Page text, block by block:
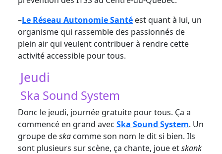
–Le Réseau Autonomie Santé est quant à lui, un
organisme qui rassemble des passionnés de
plein air qui veulent contribuer à rendre cette
activité accessible pour tous.
Jeudi
Ska Sound System
Donc le jeudi, journée gratuite pour tous. Ça a
commencé en grand avec Ska Sound System. Un
groupe deska comme son nom le dit si bien. Ils
sont plusieurs sur scène, ça chante, joue etskank